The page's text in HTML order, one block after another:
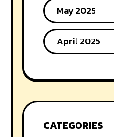
May 2025
April 2025
CATEGORIES